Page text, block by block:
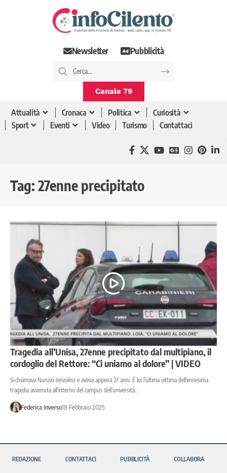
Newsletter Pubblicità
Canale 79
Attualità Cronaca Politica
Curiosità
Sport
Eventi Video Turismo Contattaci
Tag: 27enne precipitato
Tragedia all’Unisa, 27enne precipitato dal multipiano, il
cordoglio del Rettore: “Ci uniamo al dolore” | VIDEO
Si chiamava Nunzio Iervolino e aveva appena 27 anni. È lui l’ultima vittima dell’ennesima
tragedia avvenuta all’interno del campus dell’università…
Federica Inverso18 Febbraio 2025
REDAZIONE CONTATTACI PUBBLICITÀ COLLABORA